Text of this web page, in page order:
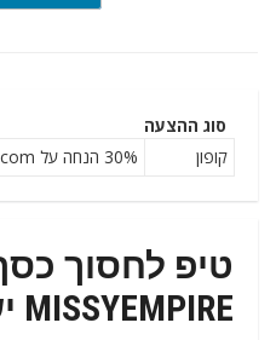
סוג ההצעה
קופון
30% הנחה על missyempire.com
טיפ לחסוך
MISSYEMPIRE ישראל